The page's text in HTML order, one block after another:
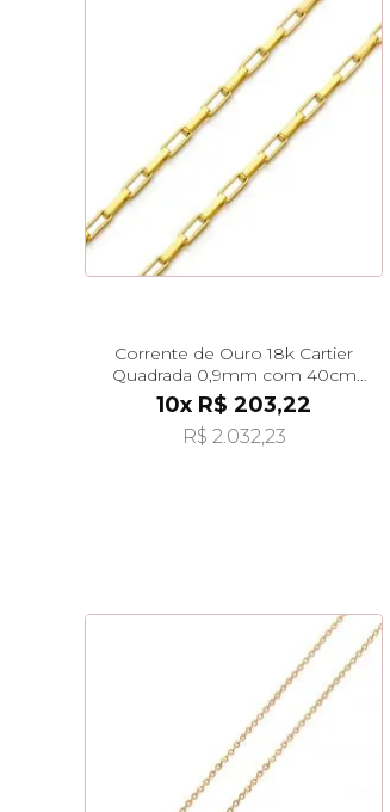
Corrente de Ouro 18k Cartier
Quadrada 0,9mm com 40cm
co02213
10x R$ 203,22
R$ 2.032,23